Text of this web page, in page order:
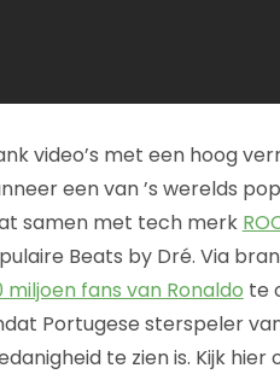
video’s met een hoog
een van ’s werelds
samen met tech merk
Beats by Dré. Via
miljoen fans van Ronaldo te
Portugese sterspeler
te zien is. Kijk hier